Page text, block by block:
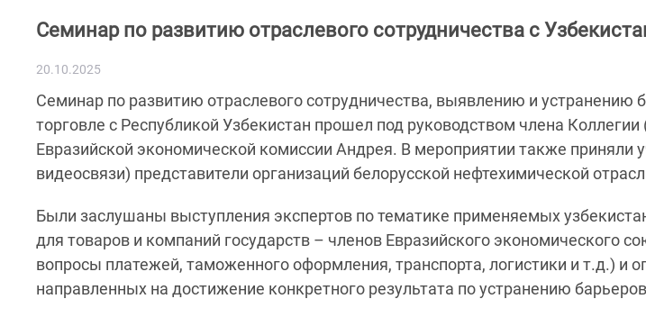
Семинар по развитию отраслевого сотрудничества с
20.10.2025
Семинар по развитию отраслевого сотрудничества, выявлению и устранению
торговле с Республикой Узбекистан прошел под руководством члена
Евразийской экономической комиссии Андрея. В мероприятии также приняли
видеосвязи) представители организаций белорусской нефтехимической
Были заслушаны выступления экспертов по тематике применяемых
для товаров и компаний государств – членов Евразийского экономического
вопросы платежей, таможенного оформления, транспорта, логистики и т.д.) и
направленных на достижение конкретного результата по устранению